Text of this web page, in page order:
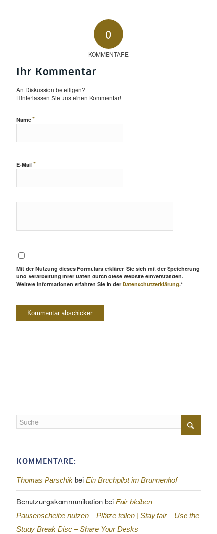
0
KOMMENTARE
Ihr Kommentar
An Diskussion beteiligen?
Hinterlassen Sie uns einen Kommentar!
Name *
E-Mail *
Mit der Nutzung dieses Formulars erklären Sie sich mit der Speicherung
und Verarbeitung Ihrer Daten durch diese Website einverstanden.
Weitere Informationen erfahren Sie in der Datenschutzerklärung.*
KOMMENTARE:
Thomas Parschikbei Ein Bruchpilot im Brunnenhof
Benutzungskommunikationbei Fair bleiben –
Pausenscheibe nutzen – Plätze teilen | Stay fair – Use the
Study Break Disc – Share Your Desks